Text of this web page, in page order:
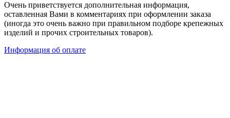
Очень приветствуется дополнительная информация,
оставленная Вами в комментариях при оформлении заказа
(иногда это очень важно при правильном подборе крепежных
изделий и прочих строительных товаров).
Информация об оплате